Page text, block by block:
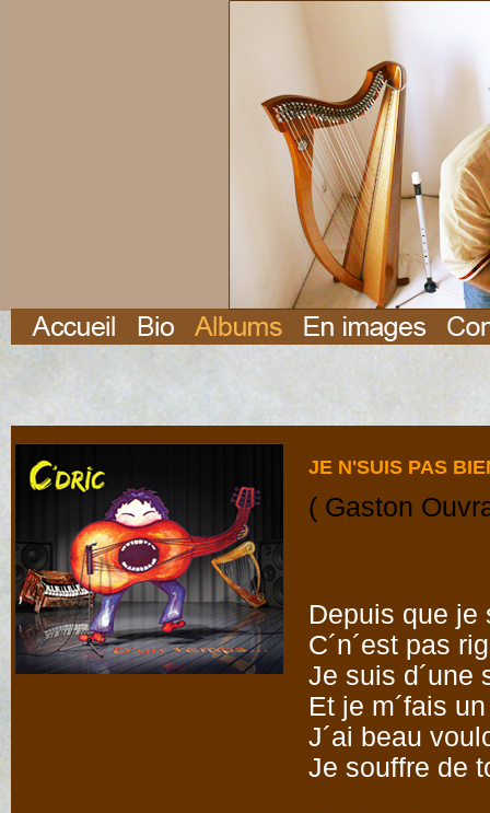
JE N'SUIS PAS
( Gaston
Depuis que je
C´n´est pas
Je suis d´une
Et je m´fais
J´ai beau
Je souffre de